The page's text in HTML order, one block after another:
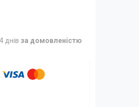
днів за домовленістю